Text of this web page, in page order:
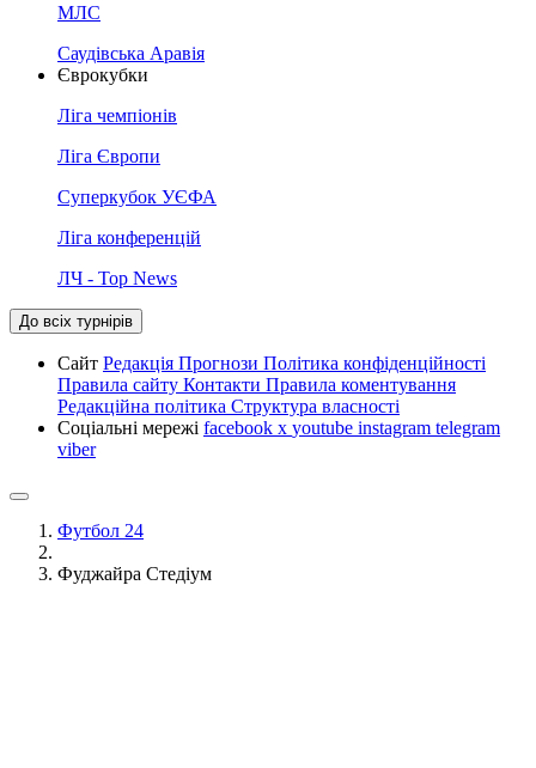
МЛС
Саудівська Аравія
Єврокубки
Ліга чемпіонів
Ліга Європи
Суперкубок УЄФА
Ліга конференцій
ЛЧ - Top News
До всіх турнірів
Сайт Редакція Прогнози Політика конфіденційності
Правила сайту Контакти Правила коментування
Редакційна політика Структура власності
Соціальні мережі facebook x youtube instagram telegram
viber
Футбол 24
Фуджайра Стедіум